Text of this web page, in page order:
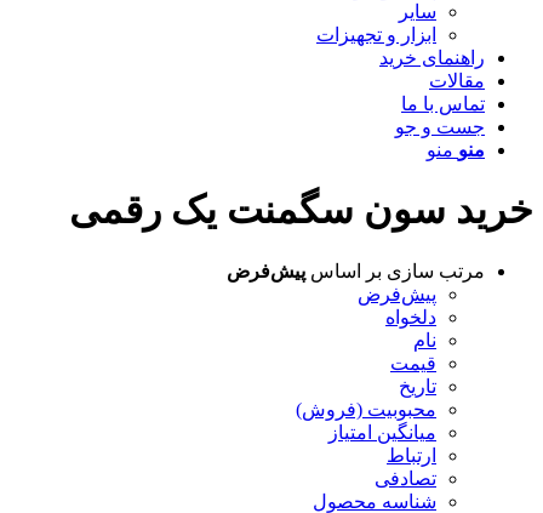
سایر
ابزار و تجهیزات
راهنمای خرید
مقالات
تماس با ما
جست و جو
منو منو
خرید سون سگمنت یک رقمی
مرتب سازی بر اساس پیش‌فرض
پیش‌فرض
دلخواه
نام
قیمت
تاریخ
محبوبیت (فروش)
میانگین امتیاز
ارتباط
تصادفی
شناسه محصول